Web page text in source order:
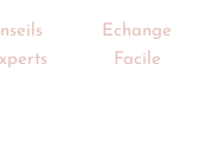
Echange
Facile